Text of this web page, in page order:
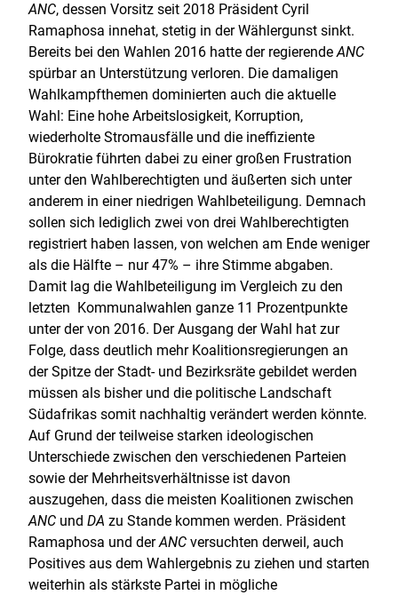
ANC, dessen Vorsitz seit 2018 Präsident Cyril
Ramaphosa innehat, stetig in der Wählergunst sinkt.
Bereits bei den Wahlen 2016 hatte der regierendeANC
spürbar an Unterstützung verloren. Die damaligen
Wahlkampfthemen dominierten auch die aktuelle
Wahl: Eine hohe Arbeitslosigkeit, Korruption,
wiederholte Stromausfälle und die ineffiziente
Bürokratie führten dabei zu einer großen Frustration
unter den Wahlberechtigten und äußerten sich unter
anderem in einer niedrigen Wahlbeteiligung. Demnach
sollen sich lediglich zwei von drei Wahlberechtigten
registriert haben lassen, von welchen am Ende weniger
als die Hälfte – nur 47% – ihre Stimme abgaben.
Damit lag die Wahlbeteiligung im Vergleich zu den
letzten Kommunalwahlen ganze 11 Prozentpunkte
unter der von 2016. Der Ausgang der Wahl hat zur
Folge, dass deutlich mehr Koalitionsregierungen an
der Spitze der Stadt- und Bezirksräte gebildet werden
müssen als bisher und die politische Landschaft
Südafrikas somit nachhaltig verändert werden könnte.
Auf Grund der teilweise starken ideologischen
Unterschiede zwischen den verschiedenen Parteien
sowie der Mehrheitsverhältnisse ist davon
auszugehen, dass die meisten Koalitionen zwischen
ANC und DA zu Stande kommen werden. Präsident
Ramaphosa und derANC versuchten derweil, auch
Positives aus dem Wahlergebnis zu ziehen und starten
weiterhin als stärkste Partei in mögliche